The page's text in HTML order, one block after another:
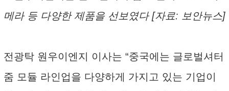
메라 등 다양한 제품을 선보였다 [자료: 보안뉴스]
전광탁 원우이엔지 이사는 “중국에는 글로벌셔터
줌 모듈 라인업을 다양하게 가지고 있는 기업이